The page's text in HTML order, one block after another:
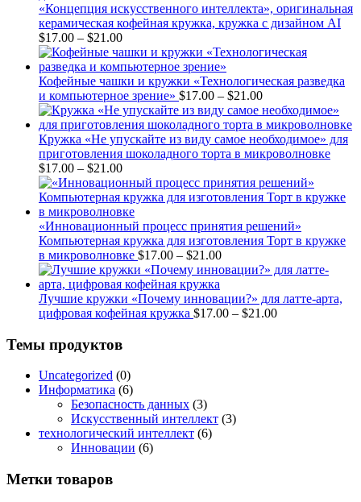
«Концепция искусственного интеллекта», оригинальная
керамическая кофейная кружка, кружка с дизайном AI
$17.00 – $21.00Price
range:
$17.00
through
$21.00
Кофейные чашки и кружки «Технологическая разведка
и компьютерное зрение» $17.00 – $21.00Price
range:
$17.00
through
$21.00
Кружка «Не упускайте из виду самое необходимое» для
приготовления шоколадного торта в микроволновке
$17.00 – $21.00Price
range:
$17.00
through
$21.00
«Инновационный процесс принятия решений»
Компьютерная кружка для изготовления Торт в кружке
в микроволновке $17.00 – $21.00Price
range:
through
$21.00
Лучшие кружки «Почему инновации?» для латте-арта,
цифровая кофейная кружка $17.00 – $21.00Price
Темы продуктов
Uncategorized (0)
Информатика (6)
Безопасность данных (3)
Искусственный интеллект (3)
технологический интеллект (6)
Инновации (6)
Метки товаров